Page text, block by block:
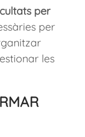
per
per
les